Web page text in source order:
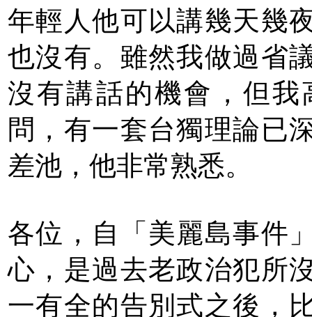
年輕人他可以講幾天幾
也沒有。雖然我做過省
沒有講話的機會，但
問，有一套台獨理論已
差池，他非常熟悉。
各位，自「美麗島事件
心，是過去老政治犯所
一有全的告別式之後，